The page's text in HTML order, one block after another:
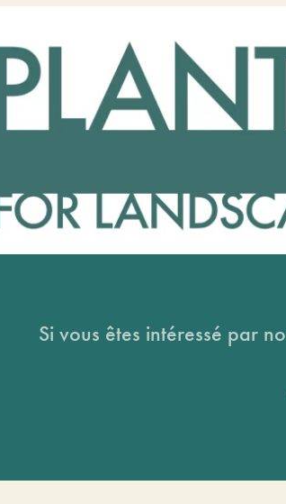
Si vous êtes intéressé par